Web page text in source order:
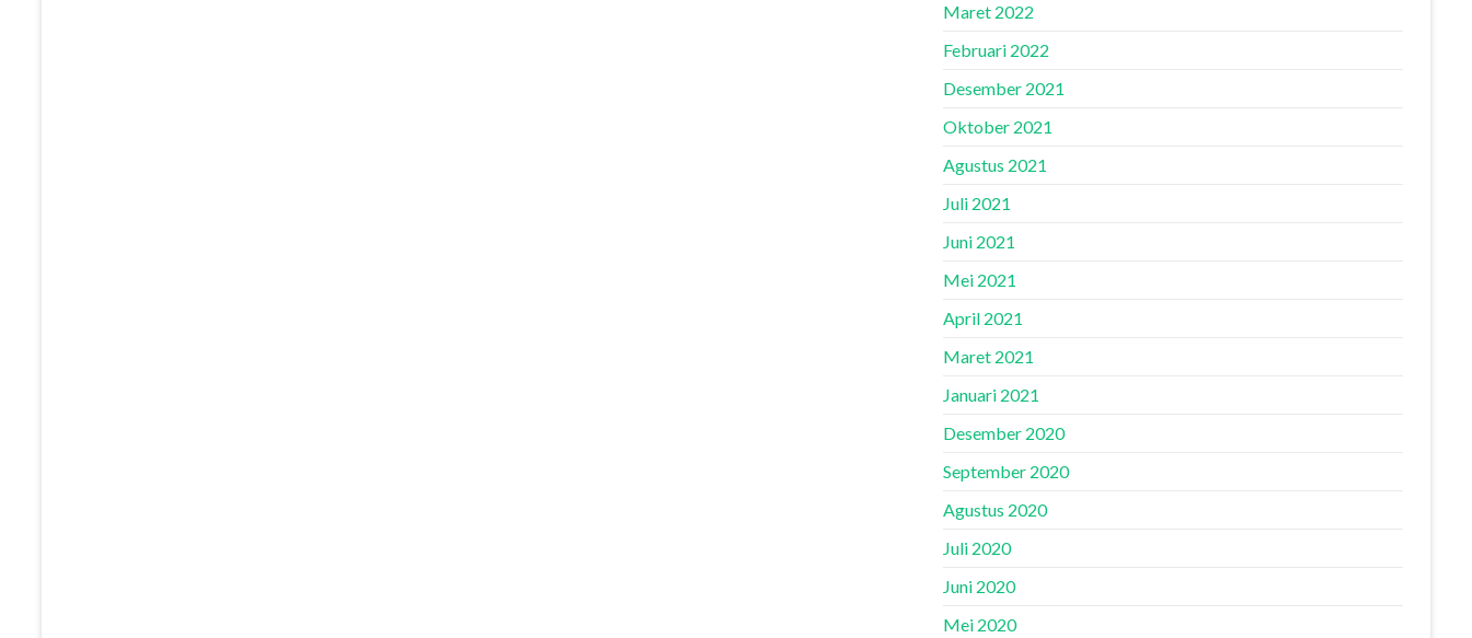
Maret 2022
Februari 2022
Desember 2021
Oktober 2021
Agustus 2021
Juli 2021
Juni 2021
Mei 2021
April 2021
Maret 2021
Januari 2021
Desember 2020
September 2020
Agustus 2020
Juli 2020
Juni 2020
Mei 2020